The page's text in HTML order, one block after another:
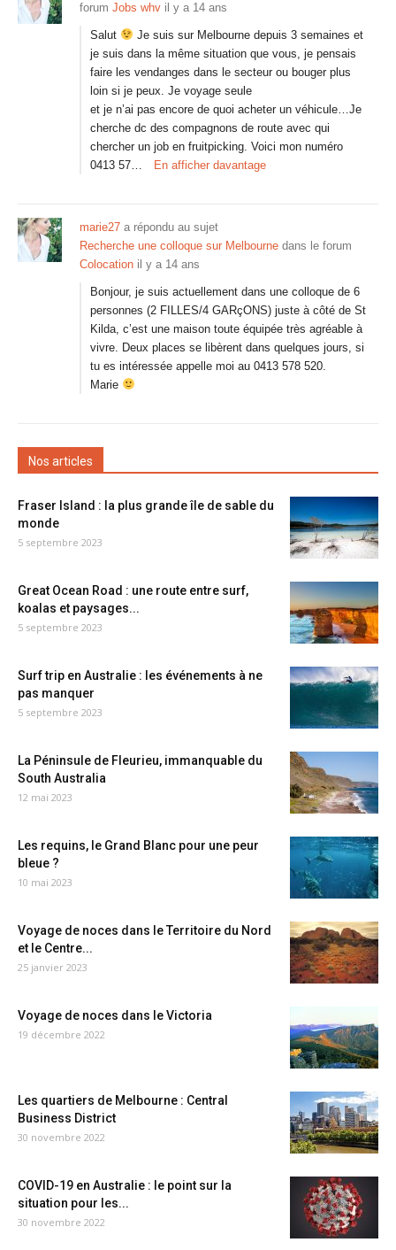
forum Jobs whv il y a 14 ans
Salut
Je suis sur Melbourne depuis 3 semaines et
je suis dans la même situation que vous, je pensais
faire les vendanges dans le secteur ou bouger plus
loin si je peux. Je voyage seule
et je n’ai pas encore de quoi acheter un véhicule…Je
cherche dc des compagnons de route avec qui
chercher un job en fruitpicking. Voici mon numéro
0413 57…
En afficher davantage
marie27 a répondu au sujet
Recherche une colloque sur Melbourne dans le forum
Colocation il y a 14 ans
Bonjour, je suis actuellement dans une colloque de 6
personnes (2 FILLES/4 GARçONS) juste à côté de St
Kilda, c’est une maison toute équipée très agréable à
vivre. Deux places se libèrent dans quelques jours, si
tu es intéressée appelle moi au 0413 578 520.
Marie
Nos articles
Fraser Island : la plus grande île de sable du
monde
5 septembre 2023
Great Ocean Road : une route entre surf,
koalas et paysages...
5 septembre 2023
Surf trip en Australie : les événements à ne
pas manquer
5 septembre 2023
La Péninsule de Fleurieu, immanquable du
South Australia
12 mai 2023
Les requins, le Grand Blanc pour une peur
bleue ?
10 mai 2023
Voyage de noces dans le Territoire du Nord
et le Centre...
25 janvier 2023
Voyage de noces dans le Victoria
19 décembre 2022
Les quartiers de Melbourne : Central
Business District
30 novembre 2022
COVID-19 en Australie : le point sur la
situation pour les...
30 novembre 2022